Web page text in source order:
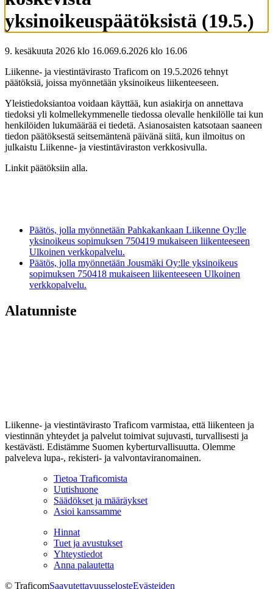
yksinoikeuspäätöksistä (19.5.)
9. kesäkuuta 2026 klo 16.069.6.2026 klo 16.06
Liikenne- ja viestintävirasto Traficom on 19.5.2026 tehnyt
päätöksiä, joissa myönnetään yksinoikeus liikenteeseen.
Yleistiedoksiantoa voidaan käyttää, kun asiakirja on annettava
tiedoksi yli kolmellekymmenelle tiedossa olevalle henkilölle tai kun
henkilöiden lukumäärää ei tiedetä. Asianosaisten katsotaan saaneen
tiedon päätöksestä seitsemäntenä päivänä siitä, kun ilmoitus on
julkaistu Liikenne- ja viestintäviraston verkkosivulla.
Linkit päätöksiin alla.
Päätös, jolla myönnetään Pahkakankaan Liikenne Oy:lle
yksinoikeus sopimuksen 750419 mukaiseen liikenteeseen
Ulkoinen verkkopalvelu.
Päätös, jolla myönnetään Jousmäki Oy:lle yksinoikeus
sopimuksen 750418 mukaiseen liikenteeseen Ulkoinen
verkkopalvelu.
Alatunniste
Liikenne- ja viestintävirasto Traficom varmistaa, että liikenteen ja
viestinnän yhteydet ja palvelut toimivat sujuvasti, turvallisesti ja
kestävästi. Edistämme Suomen kyberturvallisuutta. Olemme
palveleva lupa-, rekisteri- ja valvontaviranomainen.
Tietoa Traficomista
Uutishuone
Säädökset ja määräykset
Asioi kanssamme
Hinnat
Tuet ja avustukset
Yhteystiedot
Anna palautetta
© TraficomSaavutettavuusselosteEvästeiden